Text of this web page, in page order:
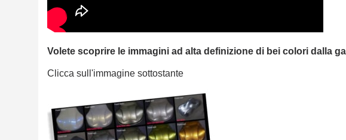
Volete scoprire le immagini ad alta definizione di bei colori dalla
Clicca sull'immagine sottostante